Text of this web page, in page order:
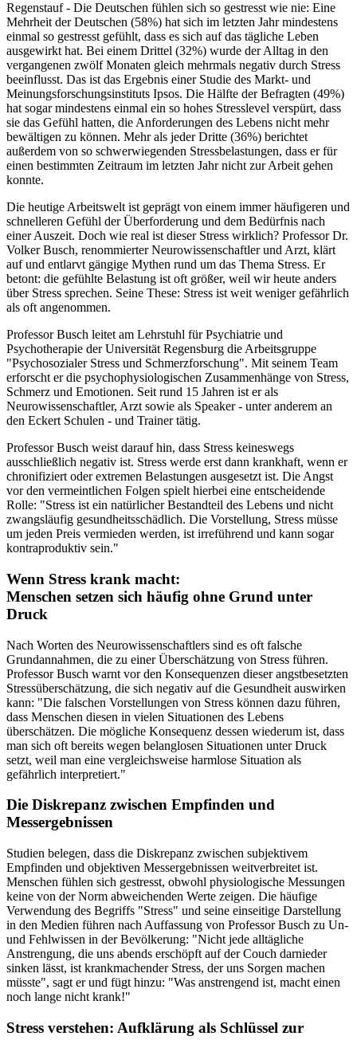
Regenstauf - Die Deutschen fühlen sich so gestresst wie nie: Eine
Mehrheit der Deutschen (58%) hat sich im letzten Jahr mindestens
einmal so gestresst gefühlt, dass es sich auf das tägliche Leben
ausgewirkt hat. Bei einem Drittel (32%) wurde der Alltag in den
vergangenen zwölf Monaten gleich mehrmals negativ durch Stress
beeinflusst. Das ist das Ergebnis einer Studie des Markt- und
Meinungsforschungsinstituts Ipsos. Die Hälfte der Befragten (49%)
hat sogar mindestens einmal ein so hohes Stresslevel verspürt, dass
sie das Gefühl hatten, die Anforderungen des Lebens nicht mehr
bewältigen zu können. Mehr als jeder Dritte (36%) berichtet
außerdem von so schwerwiegenden Stressbelastungen, dass er für
einen bestimmten Zeitraum im letzten Jahr nicht zur Arbeit gehen
konnte.
Die heutige Arbeitswelt ist geprägt von einem immer häufigeren und
schnelleren Gefühl der Überforderung und dem Bedürfnis nach
einer Auszeit. Doch wie real ist dieser Stress wirklich? Professor Dr.
Volker Busch, renommierter Neurowissenschaftler und Arzt, klärt
auf und entlarvt gängige Mythen rund um das Thema Stress. Er
betont: die gefühlte Belastung ist oft größer, weil wir heute anders
über Stress sprechen. Seine These: Stress ist weit weniger gefährlich
als oft angenommen.
Professor Busch leitet am Lehrstuhl für Psychiatrie und
Psychotherapie der Universität Regensburg die Arbeitsgruppe
"Psychosozialer Stress und Schmerzforschung". Mit seinem Team
erforscht er die psychophysiologischen Zusammenhänge von Stress,
Schmerz und Emotionen. Seit rund 15 Jahren ist er als
Neurowissenschaftler, Arzt sowie als Speaker - unter anderem an
den Eckert Schulen - und Trainer tätig.
Professor Busch weist darauf hin, dass Stress keineswegs
ausschließlich negativ ist. Stress werde erst dann krankhaft, wenn er
chronifiziert oder extremen Belastungen ausgesetzt ist. Die Angst
vor den vermeintlichen Folgen spielt hierbei eine entscheidende
Rolle: "Stress ist ein natürlicher Bestandteil des Lebens und nicht
zwangsläufig gesundheitsschädlich. Die Vorstellung, Stress müsse
um jeden Preis vermieden werden, ist irreführend und kann sogar
kontraproduktiv sein."
Wenn Stress krank macht:
Menschen setzen sich häufig ohne Grund unter
Druck
Nach Worten des Neurowissenschaftlers sind es oft falsche
Grundannahmen, die zu einer Überschätzung von Stress führen.
Professor Busch warnt vor den Konsequenzen dieser angstbesetzten
Stressüberschätzung, die sich negativ auf die Gesundheit auswirken
kann: "Die falschen Vorstellungen von Stress können dazu führen,
dass Menschen diesen in vielen Situationen des Lebens
überschätzen. Die mögliche Konsequenz dessen wiederum ist, dass
man sich oft bereits wegen belanglosen Situationen unter Druck
setzt, weil man eine vergleichsweise harmlose Situation als
gefährlich interpretiert."
Die Diskrepanz zwischen Empfinden und
Messergebnissen
Studien belegen, dass die Diskrepanz zwischen subjektivem
Empfinden und objektiven Messergebnissen weitverbreitet ist.
Menschen fühlen sich gestresst, obwohl physiologische Messungen
keine von der Norm abweichenden Werte zeigen. Die häufige
Verwendung des Begriffs "Stress" und seine einseitige Darstellung
in den Medien führen nach Auffassung von Professor Busch zu Un-
und Fehlwissen in der Bevölkerung: "Nicht jede alltägliche
Anstrengung, die uns abends erschöpft auf der Couch darnieder
sinken lässt, ist krankmachender Stress, der uns Sorgen machen
müsste", sagt er und fügt hinzu: "Was anstrengend ist, macht einen
noch lange nicht krank!"
Stress verstehen: Aufklärung als Schlüssel zur